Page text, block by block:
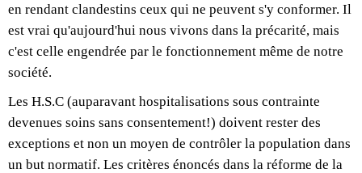
en rendant clandestins ceux qui ne peuvent s'y conformer. Il
est vrai qu'aujourd'hui nous vivons dans la précarité, mais
c'est celle engendrée par le fonctionnement même de notre
société.
Les H.S.C (auparavant hospitalisations sous contrainte
devenues soins sans consentement!) doivent rester des
exceptions et non un moyen de contrôler la population dans
un but normatif. Les critères énoncés dans la réforme de la